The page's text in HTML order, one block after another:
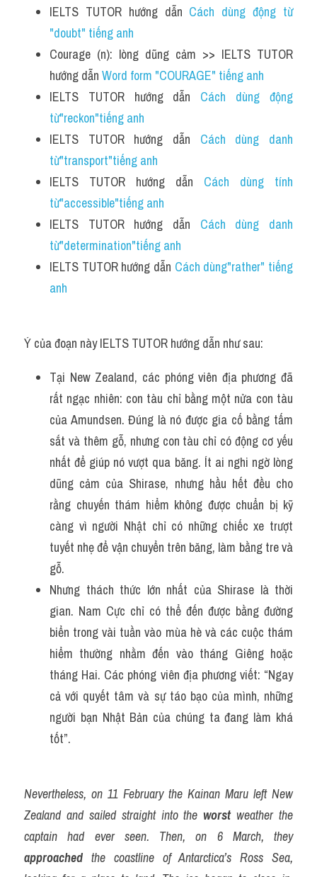
IELTS TUTOR hướng dẫn Cách dùng động từ
"doubt" tiếng anh
Courage (n): lòng dũng cảm >> IELTS TUTOR
hướng dẫn Word form "COURAGE" tiếng anh
IELTS TUTOR hướng dẫn Cách dùng động
từ"reckon"tiếng anh
IELTS TUTOR hướng dẫn Cách dùng danh
từ"transport"tiếng anh
IELTS TUTOR hướng dẫn Cách dùng tính
từ"accessible"tiếng anh
IELTS TUTOR hướng dẫn Cách dùng danh
từ"determination"tiếng anh
IELTS TUTOR hướng dẫn Cách dùng"rather" tiếng
anh
Ý của đoạn này IELTS TUTOR hướng dẫn như sau:
Tại New Zealand, các phóng viên địa phương đã
rất ngạc nhiên: con tàu chỉ bằng một nửa con tàu
của Amundsen. Đúng là nó được gia cố bằng tấm
sắt và thêm gỗ, nhưng con tàu chỉ có động cơ yếu
nhất để giúp nó vượt qua băng. Ít ai nghi ngờ lòng
dũng cảm của Shirase, nhưng hầu hết đều cho
rằng chuyến thám hiểm không được chuẩn bị kỹ
càng vì người Nhật chỉ có những chiếc xe trượt
tuyết nhẹ để vận chuyển trên băng, làm bằng tre và
gỗ.
Nhưng thách thức lớn nhất của Shirase là thời
gian. Nam Cực chỉ có thể đến được bằng đường
biển trong vài tuần vào mùa hè và các cuộc thám
hiểm thường nhằm đến vào tháng Giêng hoặc
tháng Hai. Các phóng viên địa phương viết: “Ngay
cả với quyết tâm và sự táo bạo của mình, những
người bạn Nhật Bản của chúng ta đang làm khá
tốt”.
Nevertheless, on 11 February the Kainan Maru left New
Zealand and sailed straight into the worst weather the
captain had ever seen. Then, on 6 March, they
approached the coastline of Antarctica’s Ross Sea,